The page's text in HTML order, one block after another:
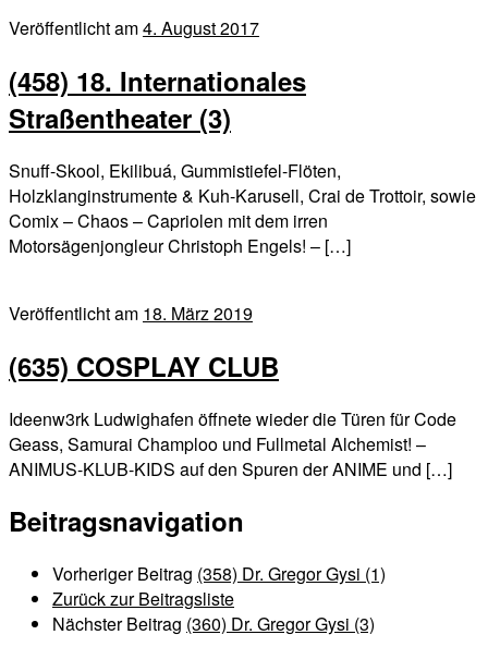
Veröffentlicht am4. August 2017
(458) 18. Internationales
Straßentheater (3)
Snuff-Skool, Ekilibuá, Gummistiefel-Flöten,
Holzklanginstrumente & Kuh-Karusell, Crai de Trottoir, sowie
Comix – Chaos – Capriolen mit dem irren
Motorsägenjongleur Christoph Engels! – […]
Veröffentlicht am 18. März 2019
(635) COSPLAY CLUB
Ideenw3rk Ludwighafen öffnete wieder die Türen für Code
Geass, Samurai Champloo und Fullmetal Alchemist! –
ANIMUS-KLUB-KIDS auf den Spuren der ANIME und […]
Beitragsnavigation
Vorheriger Beitrag (358) Dr. Gregor Gysi (1)
Zurück zur Beitragsliste
Nächster Beitrag (360) Dr. Gregor Gysi (3)